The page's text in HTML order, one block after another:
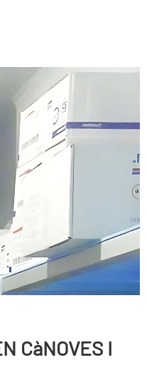
CàNOVES I